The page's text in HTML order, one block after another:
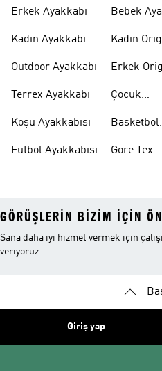
Erkek Ayakkabı
Kadın Ayakkabı
Outdoor Ayakkabı
Terrex Ayakkabı
Koşu Ayakkabısı
Futbol Ayakkabısı
Bebek
Kadın
Erkek
Çocuk
Basketbol
Gore Tex
GÖRÜŞLERIN BIZIM IÇIN
Sana daha iyi hizmet vermek için
veriyoruz
Giriş yap